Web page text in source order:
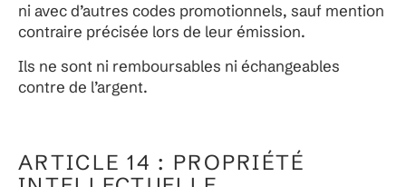
ni avec d’autres codes promotionnels, sauf mention
contraire précisée lors de leur émission.
Ils ne sont ni remboursables ni échangeables
contre de l’argent.
ARTICLE 14 : PROPRIÉTÉ